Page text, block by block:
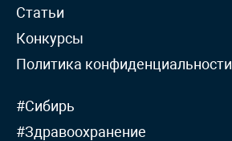
Статьи
Конкурсы
Политика конфиденциальности
#Сибирь
#Здравоохранение